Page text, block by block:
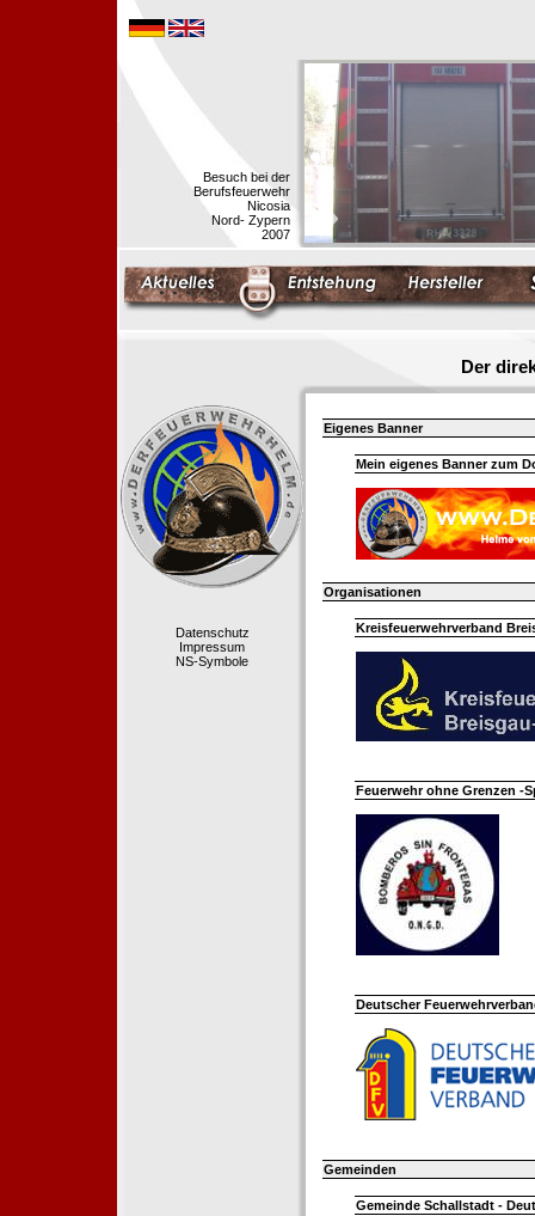
Besuch bei der
Berufsfeuerwehr
Nicosia
Nord- Zypern
2007
Der
Datenschutz
Impressum
NS-Symbole
Eigenes Banner
Mein eigenes Banner zum
Organisationen
Kreisfeuerwehrverband
Feuerwehr ohne Grenzen -
Deutscher
Gemeinden
Gemeinde Schallstadt -